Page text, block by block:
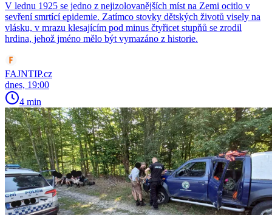
V lednu 1925 se jedno z nejizolovanějších míst na Zemi ocitlo v
sevření smrtící epidemie. Zatímco stovky dětských životů visely na
vlásku, v mrazu klesajícím pod minus čtyřicet stupňů se zrodil
hrdina, jehož jméno mělo být vymazáno z historie.
FAJNTIP.cz
dnes, 19:00
4 min